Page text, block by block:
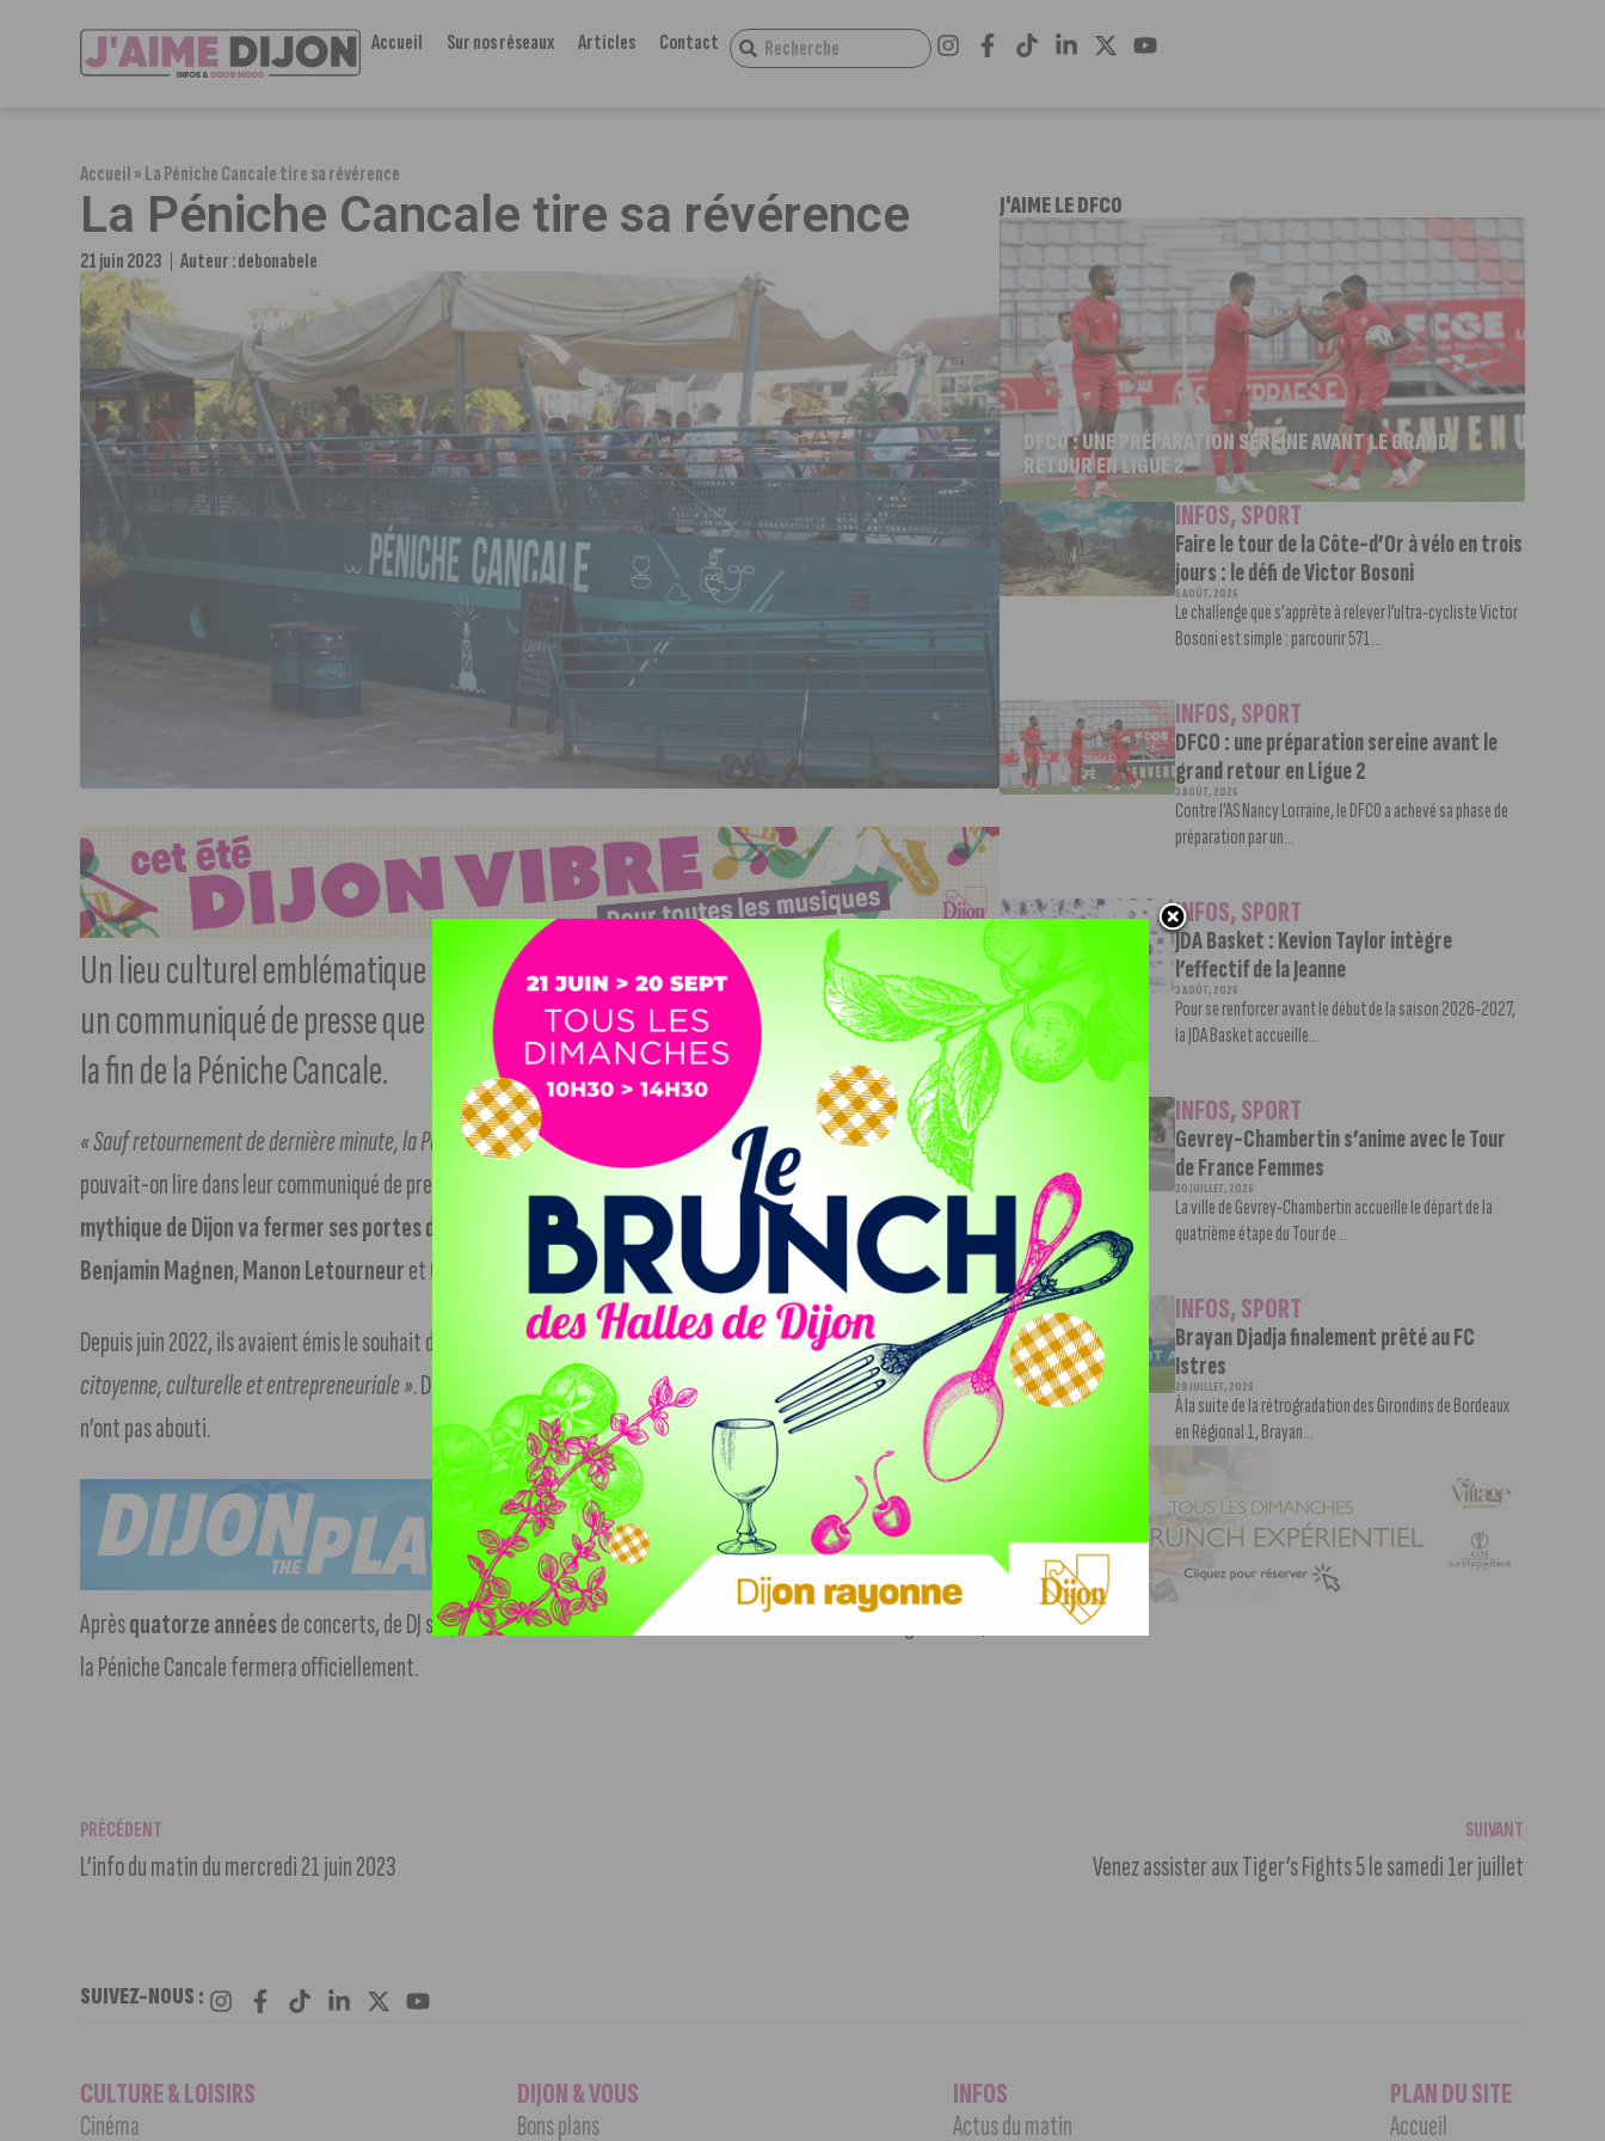
Accueil Sur nos réseaux Articles Contact
Accueil»La Péniche Cancale tire sa révérence
La Péniche Cancale tire sa révérence
21 juin 2023 Auteur :debonabele
Un lieu culturel emblématique de la ville de Dijon va fermer ses portes. C’est dans
un communiqué de presse que les co-fondateurs du bateau musical annoncent
la fin de la Péniche Cancale.
« Sauf retournement de dernière minute, la Péniche Cancale, née en novembre 2009, va s’arrêter d’ici fin août »,
pouvait-on lire dans leur communiqué de presse publié sur leur page Facebook ce mardi 20 juin.
Le lieu musical
mythique de Dijon va fermer ses portes dans quelques mois
. Une décision prise par les trois cofondateurs,
Benjamin Magnen,Manon LetourneuretCôme Galley , non sans une pointe de tristesse et de déception.
Depuis juin 2022, ils avaient émis le souhait de passer la main à un repreneur afin de donner« une nouvelle dynamique
citoyenne, culturelle et entrepreneuriale ». Des démarches qu’ils avaient entrepris dès novembre 2022, mais qui
n’ont pas abouti.
Aprèsquatorze annéesde concerts, de DJ set, d’animations musicales et autres Boom Love Boat et Burger Whizz,
la Péniche Cancale fermera officiellement.
J'AIME LE DFCO
DFCO : UNE PRÉPARATION SEREINE AVANT LE GRAND
RETOUR EN LIGUE 2
INFOS,SPORT
Faire le tour de la Côte-d’Or à vélo en trois
jours : le défi de Victor Bosoni
5 AOÛT, 2026
Le challenge que s’apprête à relever l’ultra-cycliste Victor
Bosoni est simple : parcourir 571...
INFOS,SPORT
DFCO : une préparation sereine avant le
grand retour en Ligue 2
3 AOÛT, 2026
Contre l’AS Nancy Lorraine, le DFCO a achevé sa phase de
préparation par un...
INFOS,SPORT
JDA Basket : Kevion Taylor intègre
l’effectif de la Jeanne
3 AOÛT, 2026
Pour se renforcer avant le début de la saison 2026-2027,
la JDA Basket accueille...
INFOS,SPORT
Gevrey-Chambertin s’anime avec le Tour
de France Femmes
30 JUILLET, 2026
La ville de Gevrey-Chambertin accueille le départ de la
quatrième étape du Tour de...
INFOS,SPORT
Brayan Djadja finalement prêté au FC
Istres
28 JUILLET, 2026
À la suite de la rétrogradation des Girondins de Bordeaux
en Régional 1, Brayan...
PRÉCÉDENT
L’info du matin du mercredi 21 juin 2023
SUIVANT
Venez assister aux Tiger’s Fights 5 le samedi 1er juillet
SUIVEZ-NOUS :
CULTURE & LOISIRS
Cinéma
DIJON & VOUS
Bons plans
INFOS
Actus du matin
PLAN DU SITE
Accueil